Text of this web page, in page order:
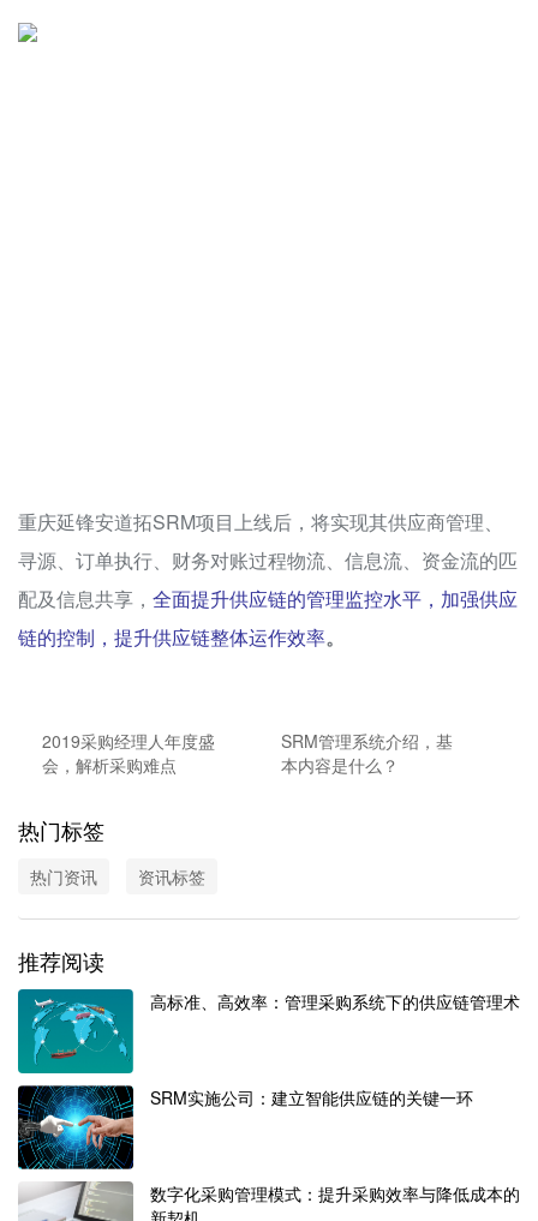
重庆延锋安道拓SRM项目上线后，将实现其供应商管理、
寻源、订单执行、财务对账过程物流、信息流、资金流的匹
配及信息共享， 全面提升供应链的管理监控水平，加强供应
链的控制，提升供应链整体运作效率。
2019采购经理人年度盛
会，解析采购难点
SRM管理系统介绍，基
本内容是什么？
热门标签
热门资讯 资讯标签
推荐阅读
高标准、高效率：管理采购系统下的供应链管理术
SRM实施公司：建立智能供应链的关键一环
数字化采购管理模式：提升采购效率与降低成本的